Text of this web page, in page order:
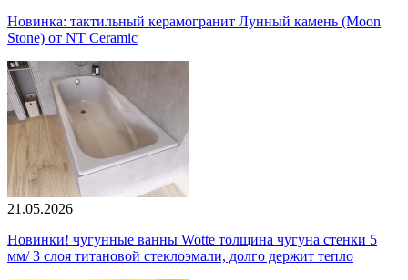
Новинка: тактильный керамогранит Лунный камень (Moon
Stone) от NT Ceramic
21.05.2026
Новинки! чугунные ванны Wotte толщина чугуна стенки 5
мм/ 3 слоя титановой стеклоэмали, долго держит тепло